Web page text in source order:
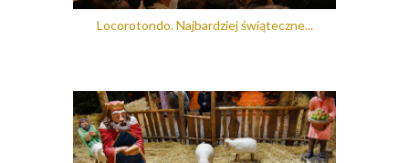
Locorotondo. Najbardziej świąteczne...